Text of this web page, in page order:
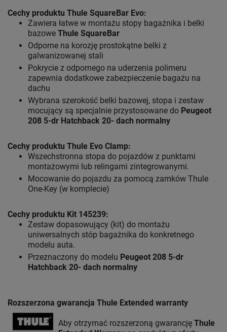
Cechy produktu Thule SquareBar Evo:
Zawiera łatwe w montażu stopy bagażnika i belki
bazowe Thule SquareBar
Odporne na korozję prostokątne belki z
galwanizowanej stali
Pokrycie z odpornego na uderzenia polimeru
zapewnia dodatkowe zabezpieczenie bagażu na
dachu
Wybrana szerokość belki bazowej, stopa i zestaw
mocujący są specjalnie przystosowane do Peugeot
208 5-dr Hatchback 20- dach normalny
Cechy produktu Thule Evo Clamp:
Wszechstronna stopa do pojazdów z punktami
montażowymi lub relingami zintegrowanymi.
Mocowanie do pojazdu za pomocą zamków Thule
One-Key (w komplecie)
Cechy produktu Kit 145239:
Zestaw dopasowujący (kit) do montażu
uniwersalnych stóp bagażnika do konkretnego
modelu auta.
Przeznaczony do modelu Peugeot 208 5-dr
Hatchback 20- dach normalny
Rozszerzona gwarancja Thule Extended warranty
Aby otrzymać rozszerzoną gwarancję Thule